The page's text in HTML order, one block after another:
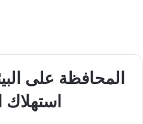
المحافظة على
استهلاك